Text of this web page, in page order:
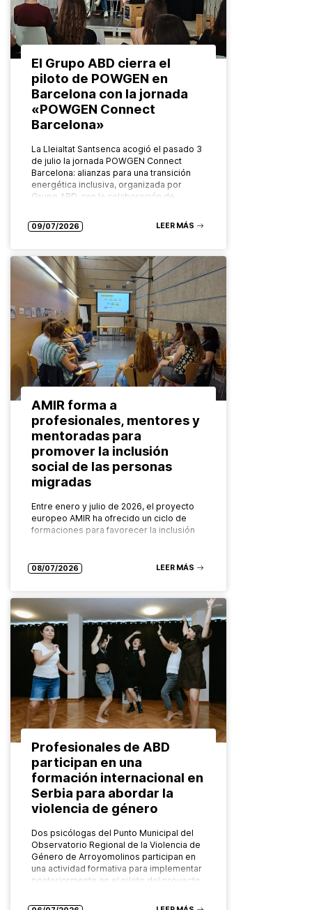
El Grupo ABD cierra el
piloto de POWGEN en
Barcelona con la jornada
«POWGEN Connect
Barcelona»
La Lleialtat Santsenca acogió el pasado 3
de julio la jornada POWGEN Connect
Barcelona: alianzas para una transición
energética inclusiva, organizada por
Grupo ABD, con la colaboración de
09/07/2026 LEER MÁS
AMIR forma a
profesionales, mentores y
mentoradas para
promover la inclusión
social de las personas
migradas
Entre enero y julio de 2026, el proyecto
europeo AMIR ha ofrecido un ciclo de
formaciones para favorecer la inclusión
08/07/2026 LEER MÁS
Profesionales de ABD
participan en una
formación internacional en
Serbia para abordar la
violencia de género
Dos psicólogas del Punto Municipal del
Observatorio Regional de la Violencia de
Género de Arroyomolinos participan en
una actividad formativa para implementar
posteriormente en el piloto del proyecto